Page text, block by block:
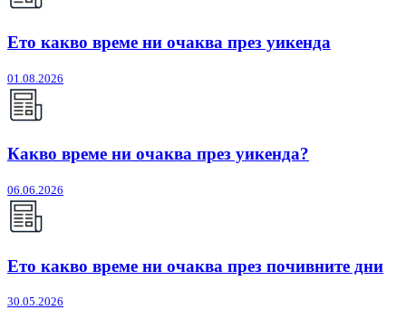
Ето какво време ни очаква през уикенда
01.08.2026
Какво време ни очаква през уикенда?
06.06.2026
Ето какво време ни очаква през почивните дни
30.05.2026